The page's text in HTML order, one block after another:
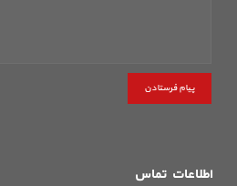
پیام فرستادن
اطلاعات تماس